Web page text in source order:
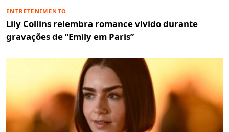
ENTRETENIMENTO
Lily Collins relembra romance vivido durante
gravações de “Emily em Paris”